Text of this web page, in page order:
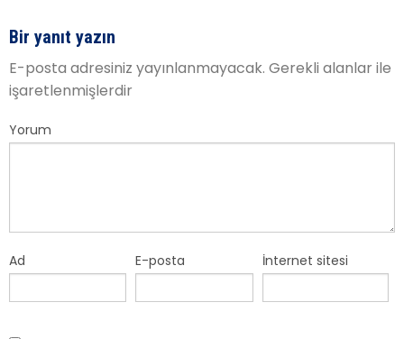
Bir yanıt yazın
E-posta adresiniz yayınlanmayacak. Gerekli alanlar ile
işaretlenmişlerdir
Yorum
Ad E-posta İnternet sitesi